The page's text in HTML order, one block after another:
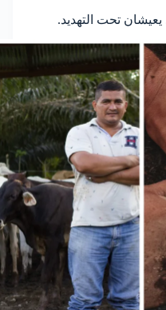
يعيشان تحت التهديد.